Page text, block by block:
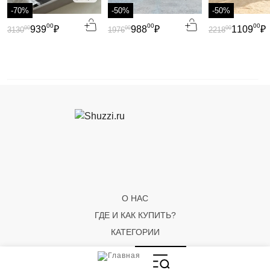
-70%
93900₽
313000
-50%
98800₽
197600
-50%
110900₽
221800
О НАС
ГДЕ И КАК КУПИТЬ?
КАТЕГОРИИ